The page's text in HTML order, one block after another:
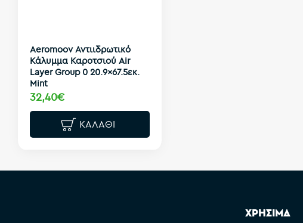
Aeromoov Αντιιδρωτικό
Κάλυμμα Καροτσιού Air
Layer Group 0 20.9x67.5εκ.
Mint
32,40€
ΚΑΛΆΘΙ
ΧΡΗΣΙΜΑ